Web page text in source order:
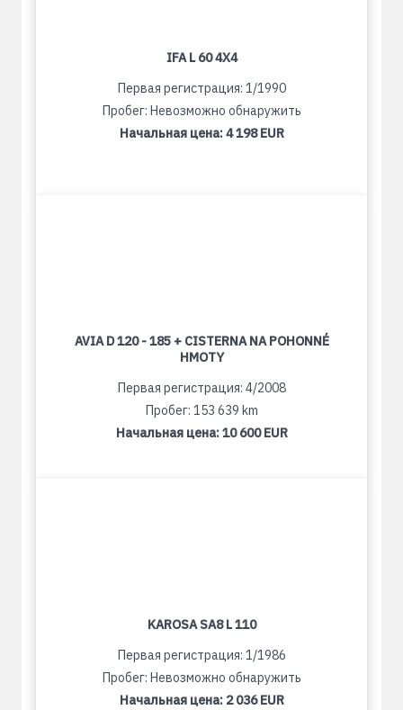
IFA L 60 4X4
Первая регистрация: 1/1990
Пробег: Невозможно обнаружить
Начальная цена:4 198 EUR
AVIA D 120 - 185 + CISTERNA NA POHONNÉ
HMOTY
Первая регистрация: 4/2008
Пробег: 153 639 km
Начальная цена:10 600 EUR
KAROSA SA8 L 110
Первая регистрация: 1/1986
Пробег: Невозможно обнаружить
Начальная цена: 2 036 EUR